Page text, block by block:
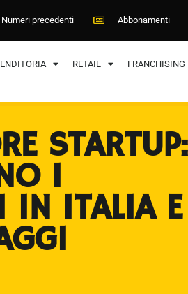
Numeri precedenti Abbonamenti
RETAIL FRANCHISING
STARTUP:
I
IN ITALIA E